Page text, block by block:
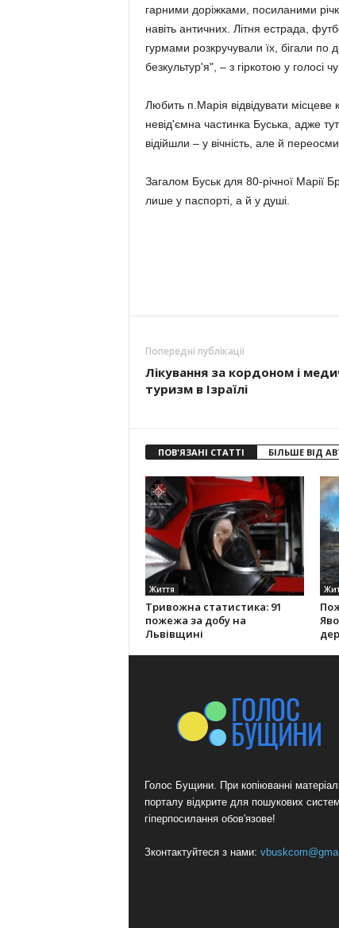
гарними доріжками, посиланими
навіть античних. Літня естрада,
гурмами розкручували їх, бігали по
безкультур'я", – з гіркотою у голосі
Любить п.Марія відвідувати
невід'ємна частинка Буська, адже
відійшли – у вічність, але й
Загалом Буськ для 80-річної Марії
лише у паспорті, а й у душі.
Попередні публікації
Лікування за кордоном і
туризм в Ізраїлі
ПОВ'ЯЗАНІ СТАТТІ БІЛЬШЕ ВІД
Життя
Тривожна статистика: 91
пожежа за добу на
Львівщині
Голос Бущини. При копіюванні
порталу відкрите для пошукових систем
гіперпосилання обов'язове!
Зконтактуйтеся з нами: